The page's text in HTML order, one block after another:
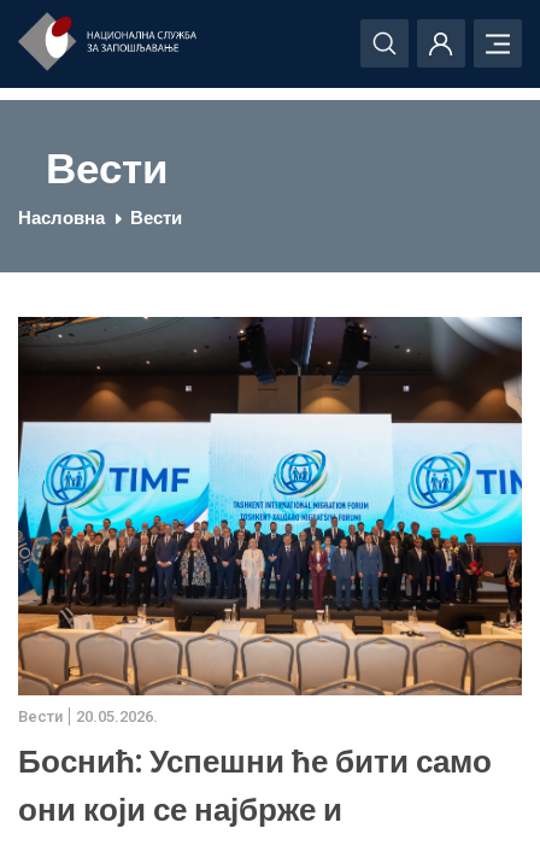
Вести
Насловна Вести
Вести 20.05.2026.
Боснић: Успешни ће бити само
они који се најбрже и